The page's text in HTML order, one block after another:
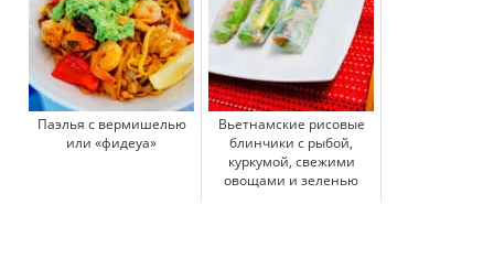
Паэлья с вермишелью
или «фидеуа»
Вьетнамские рисовые
блинчики с рыбой,
куркумой, свежими
овощами и зеленью